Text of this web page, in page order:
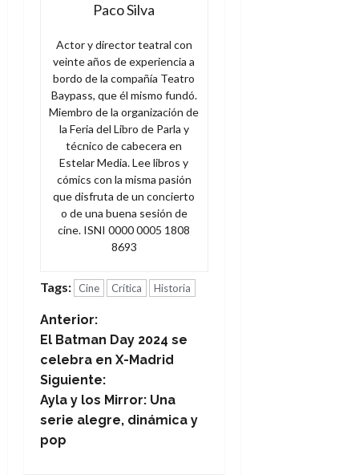
Paco Silva
Actor y director teatral con
veinte años de experiencia a
bordo de la compañía Teatro
Baypass, que él mismo fundó.
Miembro de la organización de
la Feria del Libro de Parla y
técnico de cabecera en
Estelar Media. Lee libros y
cómics con la misma pasión
que disfruta de un concierto
o de una buena sesión de
cine. ISNI 0000 0005 1808
8693
Tags: Cine Crítica Historia
N
a
v
e
Anterior:
El Batman Day 2024 se
celebra en X-Madrid
Siguiente:
Ayla y los Mirror: Una
serie alegre, dinámica y
pop